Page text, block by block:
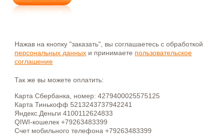
Нажав на кнопку "заказать", вы соглашаетесь с обработкой
персональных данных и принимаете пользовательское
соглашение
Так же вы можете оплатить:
Карта Сбербанка, номер: 4279400025575125
Карта Тинькофф 5213243737942241
Яндекс.Деньги 4100112624833
QIWI-кошелек +79263483399
Счет мобильного телефона +79263483399